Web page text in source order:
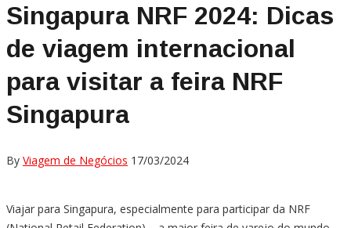
Singapura NRF 2024: Dicas
de viagem internacional
para visitar a feira NRF
Singapura
By Viagem de Negócios 17/03/2024
Viajar para Singapura, especialmente para participar da NRF